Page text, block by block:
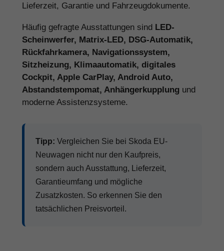
Lieferzeit, Garantie und Fahrzeugdokumente.
Häufig gefragte Ausstattungen sind LED-
Scheinwerfer, Matrix-LED, DSG-Automatik,
Rückfahrkamera, Navigationssystem,
Sitzheizung, Klimaautomatik, digitales
Cockpit, Apple CarPlay, Android Auto,
Abstandstempomat, Anhängerkupplung und
moderne Assistenzsysteme.
Tipp: Vergleichen Sie bei Skoda EU-
Neuwagen nicht nur den Kaufpreis,
sondern auch Ausstattung, Lieferzeit,
Garantieumfang und mögliche
Zusatzkosten. So erkennen Sie den
tatsächlichen Preisvorteil.